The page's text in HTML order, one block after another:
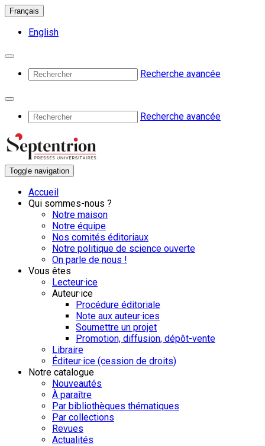
Français
English
Recherche avancée
Recherche avancée
Toggle navigation
Accueil
Qui sommes-nous ?
Notre maison
Notre équipe
Nos comités éditoriaux
Notre politique de science ouverte
On parle de nous !
Vous êtes
Lecteur·ice
Auteur·ice
Procédure éditoriale
Note aux auteur·ices
Soumettre un projet
Promotion, diffusion, dépôt-vente
Libraire
Éditeur·ice (cession de droits)
Notre catalogue
Nouveautés
À paraître
Par bibliothèques thématiques
Par collections
Revues
Actualités